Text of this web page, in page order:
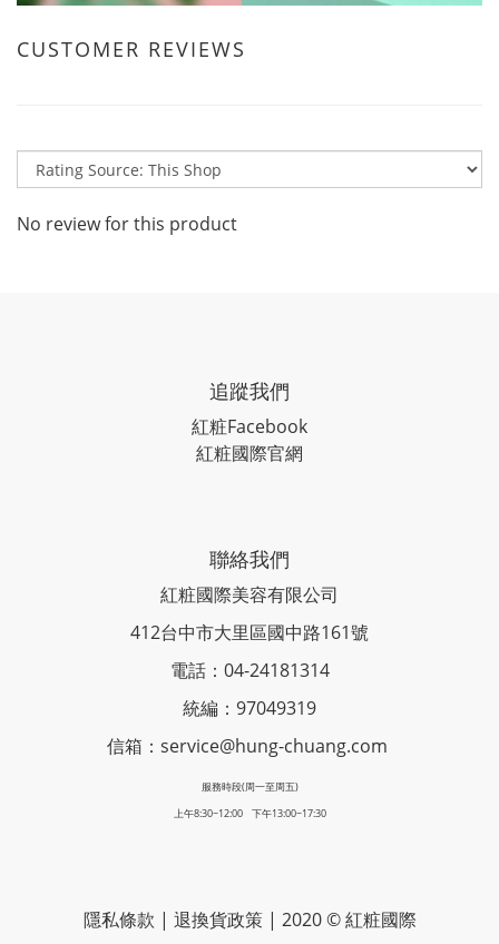
CUSTOMER REVIEWS
No review for this product
追蹤我們
紅粧Facebook
紅粧國際官網
聯絡我們
紅粧國際美容有限公司
412台中市大里區國中路161號
電話：04-24181314
統編：97049319
信箱：service@hung-chuang.com
服務時段(周一至周五)
上午8:30~12:00 下午13:00~17:30
隱私條款 | 退換貨政策| 2020 © 紅粧國際